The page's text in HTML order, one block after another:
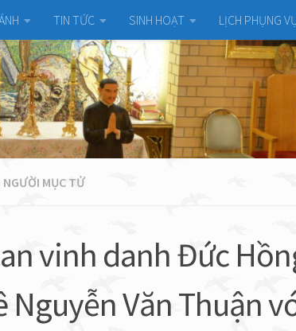
TIN TỨC SINH HOẠT LỊCH PHỤNG
NGƯỜI MỤC TỬ
vinh danh Đức
Nguyễn Văn Thuận